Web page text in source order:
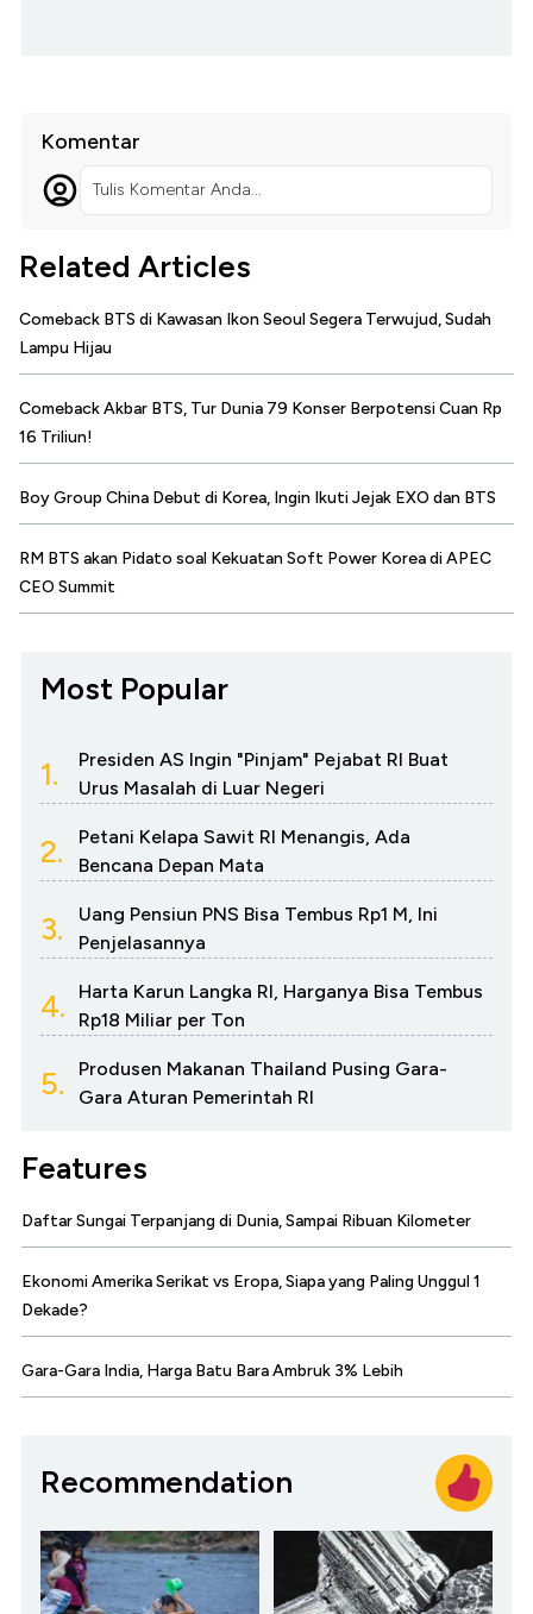
Komentar
Tulis Komentar Anda...
Related Articles
Comeback BTS di Kawasan Ikon Seoul Segera Terwujud, Sudah
Lampu Hijau
Comeback Akbar BTS, Tur Dunia 79 Konser Berpotensi Cuan Rp
16 Triliun!
Boy Group China Debut di Korea, Ingin Ikuti Jejak EXO dan BTS
RM BTS akan Pidato soal Kekuatan Soft Power Korea di APEC
CEO Summit
Most Popular
1.
Presiden AS Ingin "Pinjam" Pejabat RI Buat
Urus Masalah di Luar Negeri
2.
Petani Kelapa Sawit RI Menangis, Ada
Bencana Depan Mata
3.
Uang Pensiun PNS Bisa Tembus Rp1 M, Ini
Penjelasannya
4.
Harta Karun Langka RI, Harganya Bisa Tembus
Rp18 Miliar per Ton
5.
Produsen Makanan Thailand Pusing Gara-
Gara Aturan Pemerintah RI
Features
Daftar Sungai Terpanjang di Dunia, Sampai Ribuan Kilometer
Ekonomi Amerika Serikat vs Eropa, Siapa yang Paling Unggul 1
Dekade?
Gara-Gara India, Harga Batu Bara Ambruk 3% Lebih
Recommendation